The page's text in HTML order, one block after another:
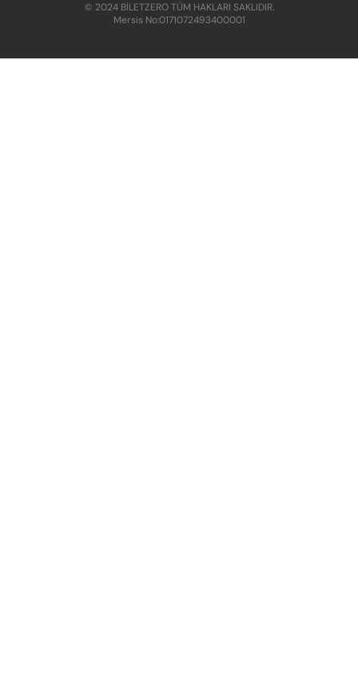
© 2024 BİLETZERO TÜM HAKLARI SAKLIDIR.
Mersis No:0171072493400001